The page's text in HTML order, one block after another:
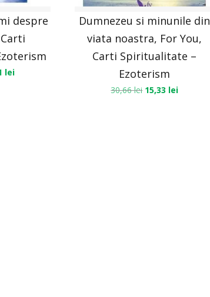
despre
lei
Dumnezeu si minunile din
viata noastra, For You,
Carti Spiritualitate –
Ezoterism
30,66lei 15,33 lei